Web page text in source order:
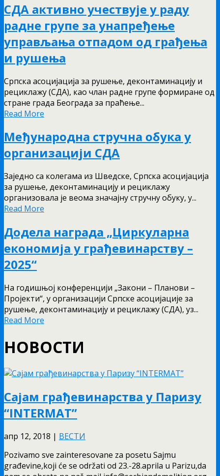
СДА активно учествује у раду
радне групе за унапређење
управљања отпадом од грађења
и рушења
Српска асоцијација за рушење, деконтаминацију и
рециклажу (СДА), као члан радне групе формиране од
стране града Београда за праћење...
Read More
Међународна стручна обука у
организацији СДА
Заједно са колегама из Шведске, Српска асоцијација
за рушење, деконтаминацију и рециклажу
организовала је веома значајну стручну обуку, у...
Read More
Додела наградa „Циркуларна
економија у грађевинарству –
2025“
Нa годишњој конференцији „Закони – Планови –
Пројекти“, у организацији Српске асоцијације за
рушење, деконтаминацију и рециклажу (СДА), уз...
Read More
НОВОСТИ
Сајам грађевинарства у Паризу
“INTERMAT”
апр 12, 2018 | ВЕСТИ
Pozivamo sve zainteresovane za posetu Sajmu
građevine,koji će se održati od 23.-28.aprila u Parizu,da